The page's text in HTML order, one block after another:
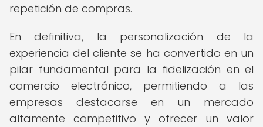
repetición de compras.
En definitiva, la personalización de la
experiencia del cliente se ha convertido en un
pilar fundamental para la fidelización en el
comercio electrónico, permitiendo a las
empresas destacarse en un mercado
altamente competitivo y ofrecer un valor